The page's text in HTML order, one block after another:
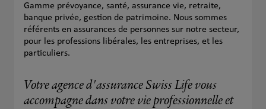
Gamme prévoyance, santé, assurance vie, retraite,
banque privée, gestion de patrimoine. Nous sommes
référents en assurances de personnes sur notre secteur,
pour les professions libérales, les entreprises, et les
particuliers.
Votre agence d'assurance Swiss Life vous
accompagne dans votre vie professionnelle et